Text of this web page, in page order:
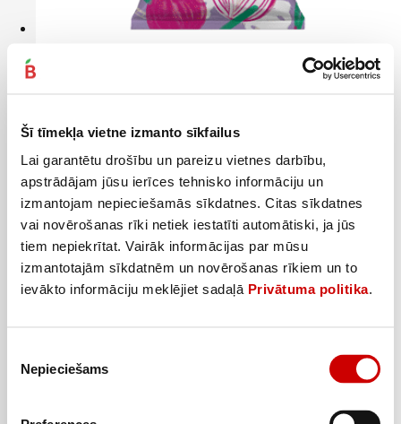
Šī tīmekļa vietne izmanto sīkfailus
Lai garantētu drošību un pareizu vietnes darbību,
apstrādājam jūsu ierīces tehnisko informāciju un
izmantojam nepieciešamās sīkdatnes. Citas sīkdatnes
vai novērošanas rīki netiek iestatīti automātiski, ja jūs
tiem nepiekrītat. Vairāk informācijas par mūsu
izmantotajām sīkdatnēm un novērošanas rīkiem un to
ievākto informāciju meklējiet sadaļā Privātuma politika.
izvēle
Nepieciešams
Pievienot